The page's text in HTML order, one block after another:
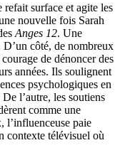
surface et agite les
nouvelle fois Sarah
Anges 12. Une
côté, de nombreux
de dénoncer des
années. Ils soulignent
psychologiques en
l’autre, les soutiens
comme une
l’influenceuse paie
contexte télévisuel où